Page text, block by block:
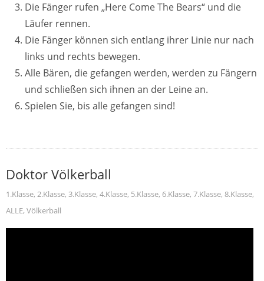
Die Fänger rufen „Here Come The Bears“ und die
Läufer rennen.
Die Fänger können sich entlang ihrer Linie nur nach
links und rechts bewegen.
Alle Bären, die gefangen werden, werden zu Fängern
und schließen sich ihnen an der Leine an.
Spielen Sie, bis alle gefangen sind!
Doktor Völkerball
1.Klasse, 2.Klasse, 3.Klasse, 4.Klasse, 5.Klasse, 6.Klasse, 7.Klasse, 8.Klasse,
ALLE, Völkerball